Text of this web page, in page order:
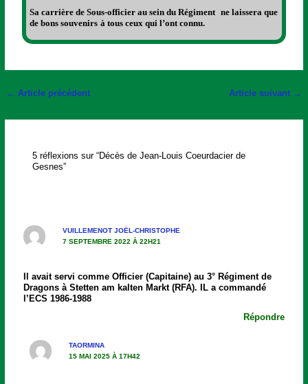
Sa carrière de Sous-officier au sein du Régiment ne laissera que
de bons souvenirs à tous ceux qui l’ont connu.
← Article précédent Article suivant →
5 réflexions sur “Décès de Jean-Louis Coeurdacier de
Gesnes”
VUILLEMENOT JOËL-CHRISTOPHE
7 SEPTEMBRE 2022 À 22H21
Il avait servi comme Officier (Capitaine) au 3° Régiment de
Dragons à Stetten am kalten Markt (RFA). IL a commandé
l’ECS 1986-1988
Répondre
TAORMINA
15 MAI 2025 À 17H42